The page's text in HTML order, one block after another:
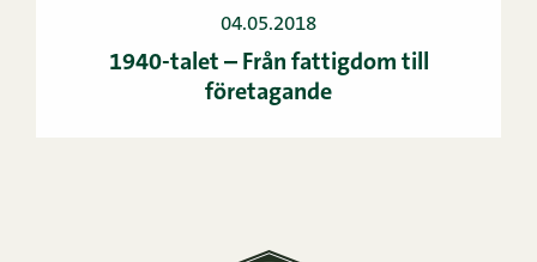
04.05.2018
1940-talet – Från fattigdom till
företagande